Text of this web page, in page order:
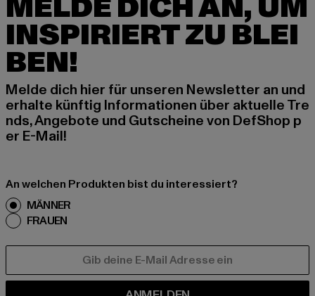
MELDE DICH AN, UM
INSPIRIERT ZU BLEI
BEN!
Melde dich hier für unseren Newsletter an und
erhalte künftig Informationen über aktuelle Tre
nds, Angebote und Gutscheine von DefShop p
er E-Mail!
An welchen Produkten bist du interessiert?
MÄNNER
FRAUEN